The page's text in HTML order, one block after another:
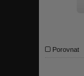
Porovnat